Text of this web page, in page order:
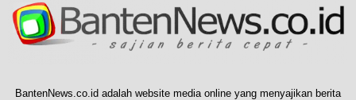
BantenNews.co.id adalah website media online yang menyajikan berita